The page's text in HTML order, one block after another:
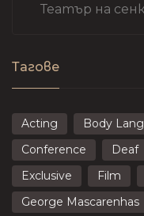
Театър на
Тагове
Acting Body
Conference
Deaf
Exclusive
Film
George Mascarenhas